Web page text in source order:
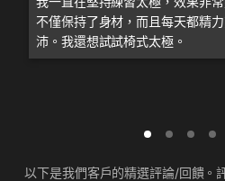
不僅保持了身材，而且每天都精
沛。我還想試試椅式太極。
以下是我們客戶的精選評論/回饋。